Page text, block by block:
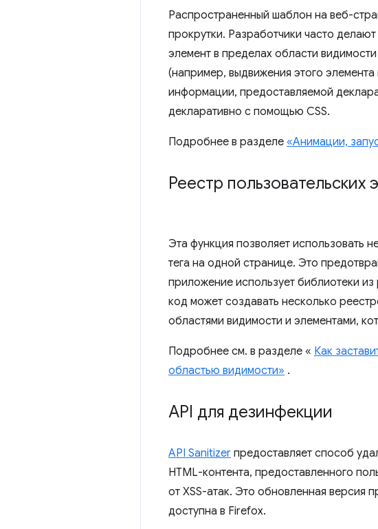
Распространенный шаблон на веб-
прокрутки. Разработчики часто
элемент в пределах области
(например, выдвижения этого
информации, предоставляемой
декларативно с помощью CSS.
Подробнее в разделе «Анимации,
Реестр
Эта функция позволяет использовать
тега на одной странице. Это
приложение использует библиотеки из
код может создавать несколько
областями видимости и элементами,
Подробнее см. в разделе « Как
областью видимости» .
API для дезинфекции
API Sanitizer предоставляет способ
HTML-контента, предоставленного
от XSS-атак. Это обновленная версия
доступна в Firefox.